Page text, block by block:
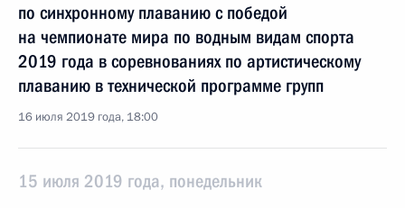
по синхронному плаванию с победой
на чемпионате мира по водным видам спорта
2019 года в соревнованиях по артистическому
плаванию в технической программе групп
16 июля 2019 года, 18:00
15 июля 2019 года, понедельник